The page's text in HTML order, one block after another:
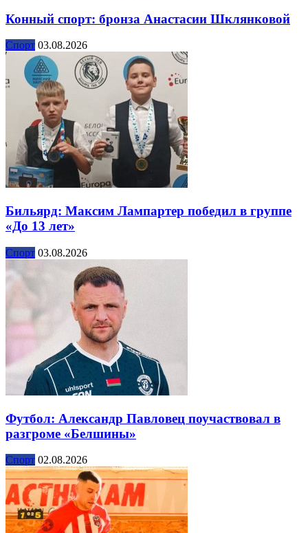
Конный спорт: бронза Анастасии Шклянковой
Спорт 03.08.2026
Бильярд: Максим Лампартер победил в группе
«До 13 лет»
Спорт 03.08.2026
Футбол: Александр Павловец поучаствовал в
разгроме «Белшины»
Спорт 02.08.2026